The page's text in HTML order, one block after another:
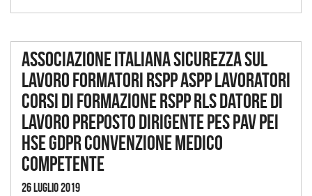
Associazione italiana sicurezza sul
lavoro formatori rspp aspp lavoratori
corsi di formazione rspp rls datore di
lavoro preposto dirigente pes pav pei
hse gdpr convenzione medico
competente
26 Luglio 2019